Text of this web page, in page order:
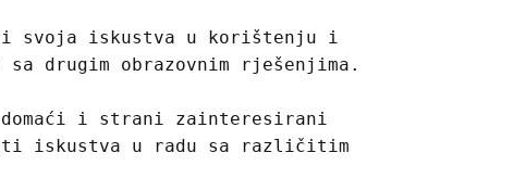
svoja iskustva u korištenju i
drugim obrazovnim rješenjima.
i strani zainteresirani
iskustva u radu sa različitim